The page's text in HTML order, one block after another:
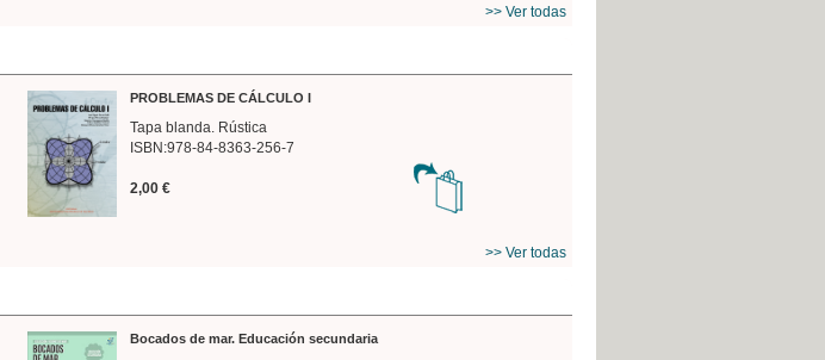
>> Ver todas
PROBLEMAS DE CÁLCULO I
Tapa blanda. Rústica
ISBN:978-84-8363-256-7
2,00 €
>> Ver todas
Bocados de mar. Educación secundaria